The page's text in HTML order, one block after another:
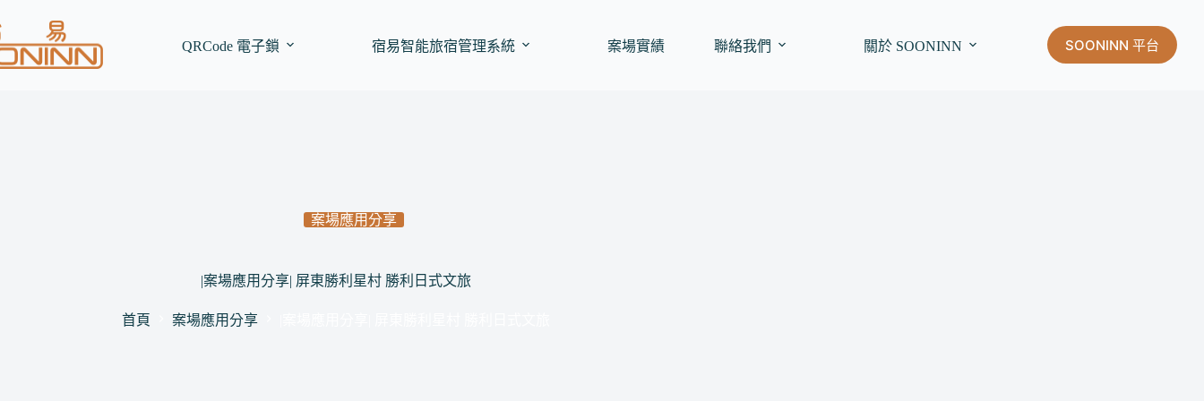
至
主
QRCode 電子鎖 宿易智能旅宿管理系統 案場實績 聯絡我們 關於 SOONINN SOONINN 平台
案場應用分享
|案場應用分享| 屏東勝利星村 勝利日式文旅
首頁 案場應用分享